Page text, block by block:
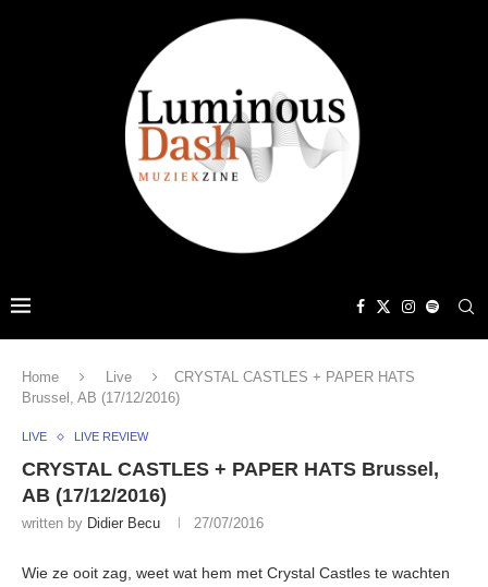
Home Live
CRYSTAL CASTLES + PAPER HATS
Brussel, AB (17/12/2016)
LIVE LIVE REVIEW
CRYSTAL CASTLES + PAPER HATS Brussel,
AB (17/12/2016)
written by Didier Becu 27/07/2016
Wie ze ooit zag, weet wat hem met Crystal Castles te wachten